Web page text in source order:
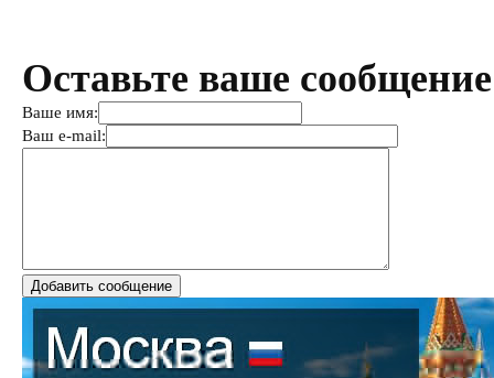
Оставьте ваше
Ваше имя:
Ваш e-mail: